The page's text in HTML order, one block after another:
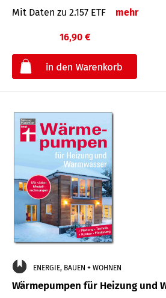
Mit Daten zu 2.157 ETF mehr
16,90 €
ENERGIE, BAUEN + WOHNEN
Wärmepumpen für Heizung und